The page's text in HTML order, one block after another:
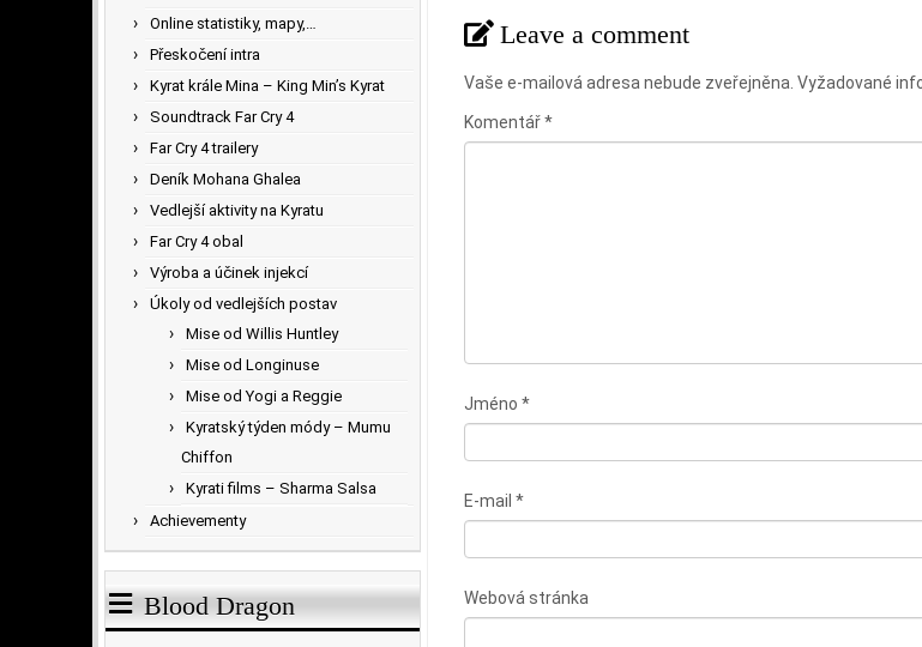
Online statistiky, mapy,…
Přeskočení intra
Kyrat krále Mina – King Min’s Kyrat
Soundtrack Far Cry 4
Far Cry 4 trailery
Deník Mohana Ghalea
Vedlejší aktivity na Kyratu
Far Cry 4 obal
Výroba a účinek injekcí
Úkoly od vedlejších postav
Mise od Willis Huntley
Mise od Longinuse
Mise od Yogi a Reggie
Kyratský týden módy – Mumu
Chiffon
Kyrati films – Sharma Salsa
Achievementy
Blood Dragon
Leave a comment
Vaše e-mailová adresa nebude zveřejněna. Vyžadované
Komentář*
Jméno *
E-mail *
Webová stránka